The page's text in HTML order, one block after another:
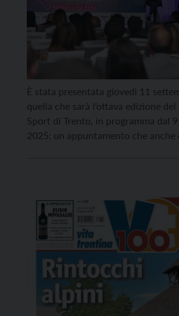
È stata presentata giovedì 11
quella che sarà l’ottava edizione
Sport di Trento, in programma dal
2025: un appuntamento che anche